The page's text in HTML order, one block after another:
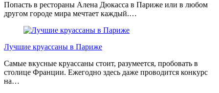
Попасть в рестораны Алена Дюкасса в Париже или в любом
другом городе мира мечтает каждый.…
Лучшие круассаны в Париже
Самые вкусные круассаны стоит, разумеется, пробовать в
столице Франции. Ежегодно здесь даже проводится конкурс
на…